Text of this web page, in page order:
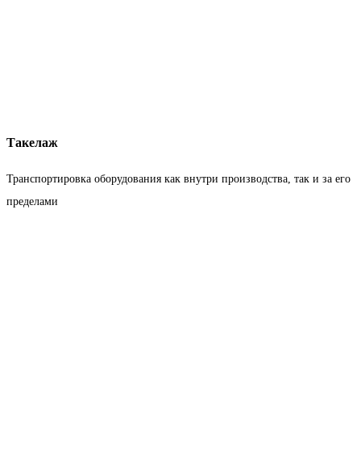
Такелаж
Транспортировка оборудования как внутри производства, так и за его
пределами